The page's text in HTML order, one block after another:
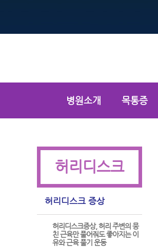
병원소개 목통증
허리디스크
허리디스크 증상
허리디스크증상, 허리 주변의 뭉
친 근육만 풀어줘도 좋아지는 이
유와 근육 풀기 운동